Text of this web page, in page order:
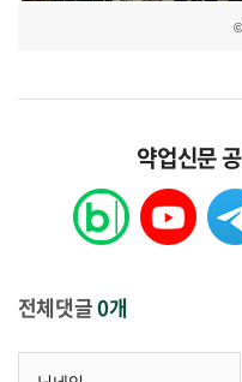
약업신문
전체댓글0개